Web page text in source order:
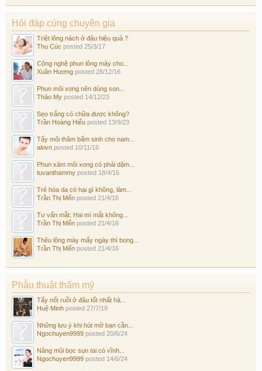
Hỏi đáp cùng chuyên gia
Triệt lông nách ở đâu hiệu quả ?
Thu Cúc posted 25/3/17
Công nghệ phun lông mày cho...
Xuân Hương posted 28/12/16
Phun môi xong nên dùng son...
Thảo My posted 14/12/23
Sẹo trắng có chữa được không?
Trần Hoàng Hiếu posted 13/9/23
Tẩy môi thâm bẩm sinh cho nam...
alovn posted 10/11/16
Phun xăm môi xong có phải dặm...
tuvanthammy posted 18/4/16
Trẻ hóa da có hại gì không, làm...
Trần Thị Mến posted 21/4/16
Tư vấn mắt: Hai mí mắt không...
Trần Thị Mến posted 21/4/16
Thêu lông mày mấy ngày thì bong...
Trần Thị Mến posted 21/4/16
Phẫu thuật thẩm mỹ
Tẩy nốt ruồi ở đâu tốt nhất hà...
Huệ Minh posted 27/7/19
Những lưu ý khi hút mỡ bạn cần...
Ngochuyen9999 posted 20/6/24
Nâng mũi bọc sụn tai có vĩnh...
Ngochuyen9999 posted 14/6/24